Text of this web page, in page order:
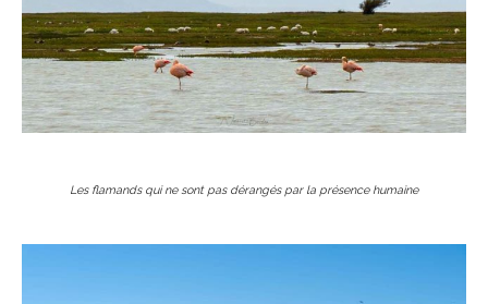
Les flamands qui ne sont pas dérangés par la présence humaine